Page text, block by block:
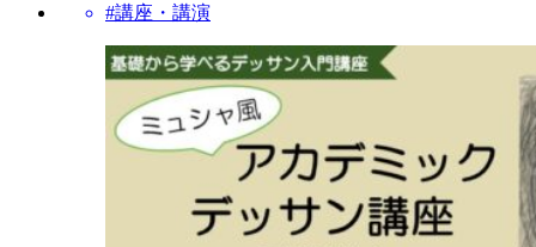
#講座・講演